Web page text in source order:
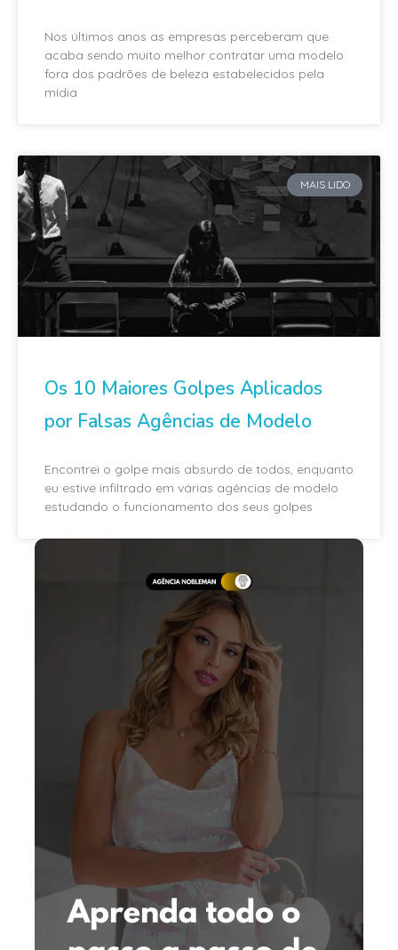
Nos últimos anos as empresas perceberam que
acaba sendo muito melhor contratar uma modelo
fora dos padrões de beleza estabelecidos pela
mídia
MAIS LIDO
Os 10 Maiores Golpes Aplicados
por Falsas Agências de Modelo
Encontrei o golpe mais absurdo de todos, enquanto
eu estive infiltrado em várias agências de modelo
estudando o funcionamento dos seus golpes